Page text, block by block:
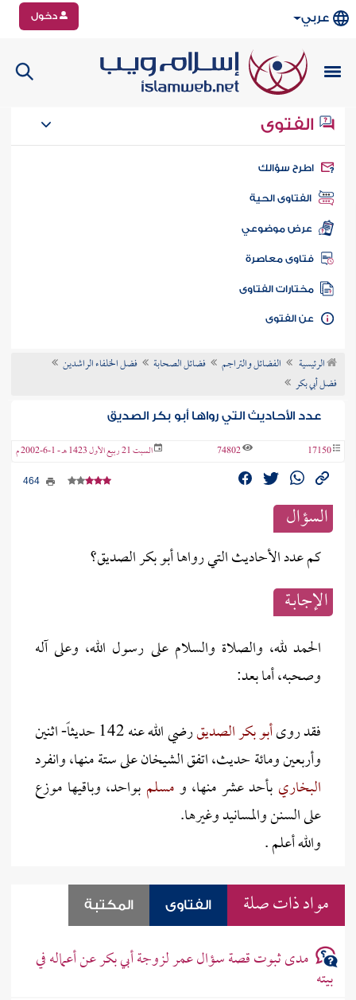
عربي دخول
الفتوى
سؤالك
الفتاوى الحية
عرض موضوعي
فتاوى معاصرة
مختارات الفتاوى
الفتوى
الرئيسية الفضائل والتراجم فضائل الصحابة
فضل الخلفاء الراشدين
فضل أبي بكر
عدد الأحاديث التي رواها أبو بكر الصديق
17150
74802 السبت 21 ربيع الأول 1423 هـ - 1-6-2002 م
السؤال
كم عدد الأحاديث التي رواها أبو بكر الصديق؟
الإجابــة
الحمد لله، والصلاة والسلام على رسول الله، وعلى آله
وصحبه، أما بعد:
فقد روىأبو بكر الصديق
رضي الله عنه 142 حديثاً- اثنين
وأربعين ومائة حديث، اتفق الشيخان على ستة منها، وانفرد
البخاري بأحد عشر منها، ومسلم بواحد، وباقيها موزع
على السنن والمسانيد وغيرها.
والله أعلم .
مواد ذات صلة الفتاوى المكتبة
مدى ثبوت قصة سؤال عمر لزوجة أبي بكر عن أعماله في
بيته